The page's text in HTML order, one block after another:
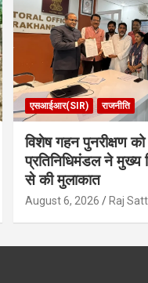
एसआईआर(SIR) राजनीति
विशेष गहन पुनरीक्षण
प्रतिनिधिमंडल ने मुख्य
से की मुलाकात
August 6, 2026 Raj